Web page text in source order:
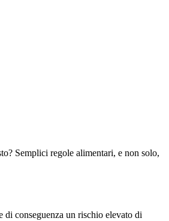
Semplici regole alimentari, e non solo,
di conseguenza un rischio elevato di